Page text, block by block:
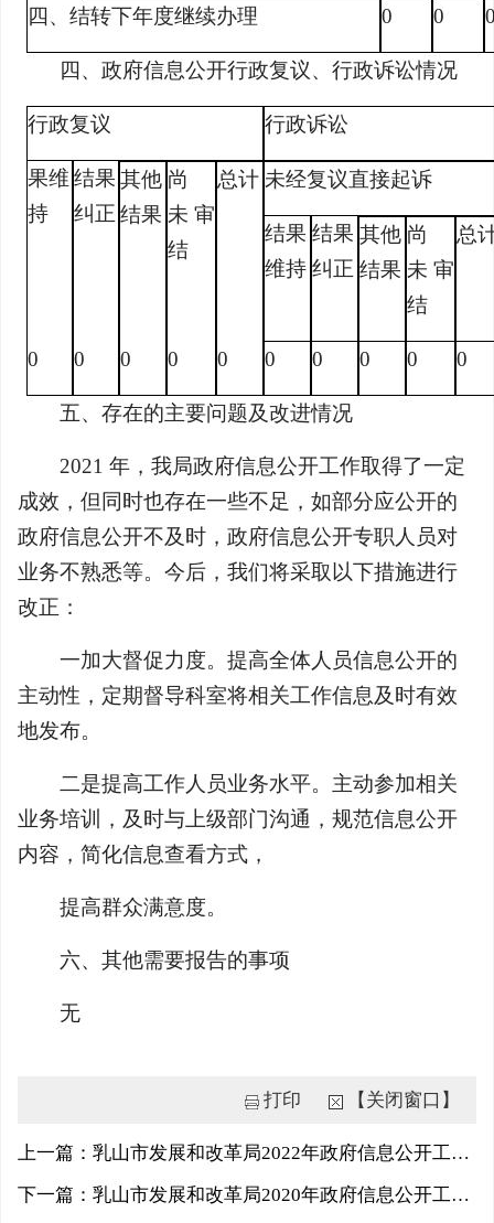
四、结转下年度继续办理 0 0
四、政府信息公开行政复议、行政诉讼情况
行政复议 行政诉讼
果维
持
结果
纠正
其他
结果
尚
未 审
结
总计 未经复议直接起诉
结果
维持
结果
纠正
其他
结果
尚
未 审
结
总
0 0 0 0 0 0 0 0 0 0
五、存在的主要问题及改进情况
2021 年，我局政府信息公开工作取得了一定
成效，但同时也存在一些不足，如部分应公开的
政府信息公开不及时，政府信息公开专职人员对
业务不熟悉等。今后，我们将采取以下措施进行
改正：
一加大督促力度。提高全体人员信息公开的
主动性，定期督导科室将相关工作信息及时有效
地发布。
二是提高工作人员业务水平。主动参加相关
业务培训，及时与上级部门沟通，规范信息公开
内容，简化信息查看方式，
提高群众满意度。
六、其他需要报告的事项
无
打印 【关闭窗口】
上一篇：乳山市发展和改革局2022年政府信息公开工作年度报告
下一篇：乳山市发展和改革局2020年政府信息公开工作年度报告